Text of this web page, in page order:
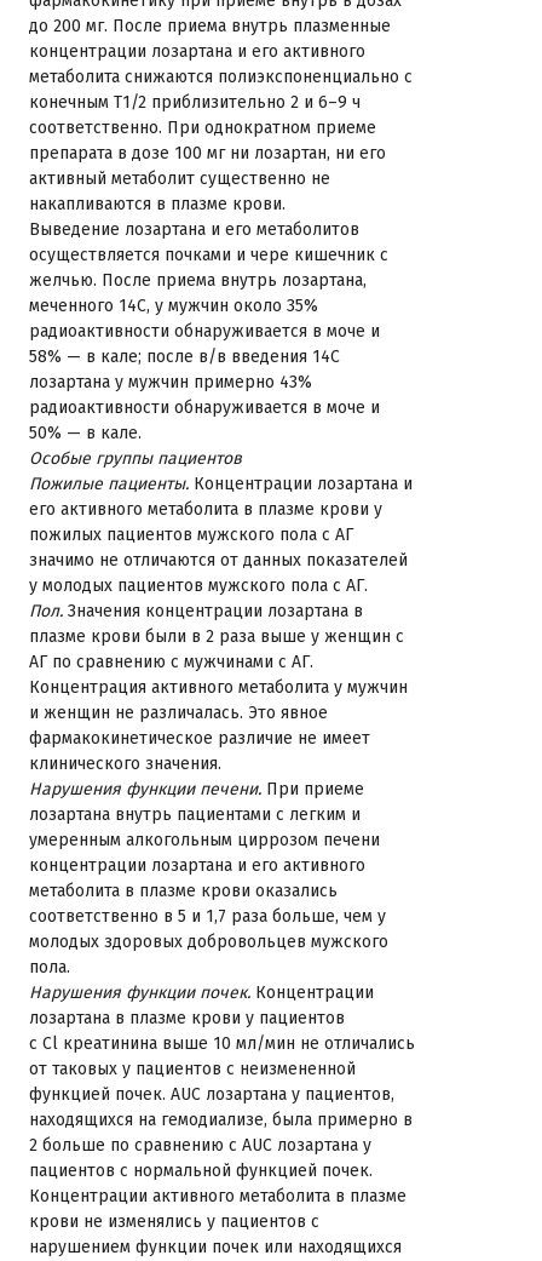
до 200 мг. После приема внутрь плазменные
концентрации лозартана и его активного
метаболита снижаются полиэкспоненциально с
конечным T1/2 приблизительно 2 и 6–9 ч
соответственно. При однократном приеме
препарата в дозе 100 мг ни лозартан, ни его
активный метаболит существенно не
накапливаются в плазме крови.
Выведение лозартана и его метаболитов
осуществляется почками и чере кишечник с
желчью. После приема внутрь лозартана,
меченного 14C, у мужчин около 35%
радиоактивности обнаруживается в моче и
58% — в кале; после в/в введения 14C
лозартана у мужчин примерно 43%
радиоактивности обнаруживается в моче и
50% — в кале.
Особые группы пациентов
Пожилые пациенты. Концентрации лозартана и
его активного метаболита в плазме крови у
пожилых пациентов мужского пола с АГ
значимо не отличаются от данных показателей
у молодых пациентов мужского пола с АГ.
Пол. Значения концентрации лозартана в
плазме крови были в 2 раза выше у женщин с
АГ по сравнению с мужчинами с АГ.
Концентрация активного метаболита у мужчин
и женщин не различалась. Это явное
фармакокинетическое различие не имеет
клинического значения.
Нарушения функции печени. При приеме
лозартана внутрь пациентами с легким и
умеренным алкогольным циррозом печени
концентрации лозартана и его активного
метаболита в плазме крови оказались
соответственно в 5 и 1,7 раза больше, чем у
молодых здоровых добровольцев мужского
пола.
Нарушения функции почек. Концентрации
лозартана в плазме крови у пациентов
с Cl креатинина выше 10 мл/мин не отличались
от таковых у пациентов с неизмененной
функцией почек. AUC лозартана у пациентов,
находящихся на гемодиализе, была примерно в
2 больше по сравнению с AUC лозартана у
пациентов с нормальной функцией почек.
Концентрации активного метаболита в плазме
крови не изменялись у пациентов с
нарушением функции почек или находящихся